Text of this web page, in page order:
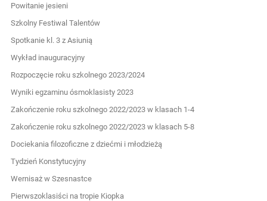
Powitanie jesieni
Szkolny Festiwal Talentów
Spotkanie kl. 3 z Asiunią
Wykład inauguracyjny
Rozpoczęcie roku szkolnego 2023/2024
Wyniki egzaminu ósmoklasisty 2023
Zakończenie roku szkolnego 2022/2023 w klasach 1-4
Zakończenie roku szkolnego 2022/2023 w klasach 5-8
Dociekania filozoficzne z dziećmi i młodzieżą
Tydzień Konstytucyjny
Wernisaż w Szesnastce
Pierwszoklasiści na tropie Kiopka